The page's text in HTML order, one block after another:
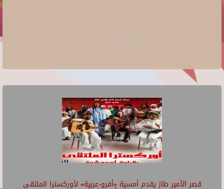
قصر الأمير طاز يقدم أمسية «أفرو-عربية» لأوركسترا الملتقى